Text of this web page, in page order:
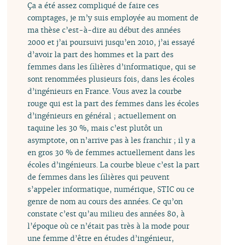
Ça a été assez compliqué de faire ces
comptages, je m’y suis employée au moment de
ma thèse c’est-à-dire au début des années
2000 et j’ai poursuivi jusqu’en 2010, j’ai essayé
d’avoir la part des hommes et la part des
femmes dans les filières d’informatique, qui se
sont renommées plusieurs fois, dans les écoles
d’ingénieurs en France. Vous avez la courbe
rouge qui est la part des femmes dans les écoles
d’ingénieurs en général ; actuellement on
taquine les 30 %, mais c’est plutôt un
asymptote, on n’arrive pas à les franchir ; il y a
en gros 30 % de femmes actuellement dans les
écoles d’ingénieurs. La courbe bleue c’est la part
de femmes dans les filières qui peuvent
s’appeler informatique, numérique, STIC ou ce
genre de nom au cours des années. Ce qu’on
constate c’est qu’au milieu des années 80, à
l’époque où ce n’était pas très à la mode pour
une femme d’être en études d’ingénieur,